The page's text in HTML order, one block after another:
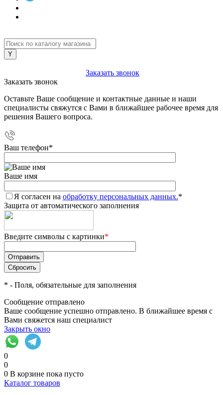
Заказать звонок
Заказать звонок
Оставьте Ваше сообщение и контактные данные и наши
специалисты свяжутся с Вами в ближайшее рабочее время для
решения Вашего вопроса.
Ваш телефон*
Ваше имя
Я согласен на обработку персональных данных.*
Защита от автоматического заполнения
Введите символы с картинки*
* - Поля, обязательные для заполнения
Сообщение отправлено
Ваше сообщение успешно отправлено. В ближайшее время с
Вами свяжется наш специалист
Закрыть окно
0
0
0 В корзине пока пусто
Каталог товаров